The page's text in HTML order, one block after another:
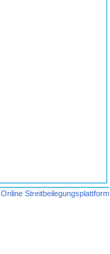
Online Streitbeilegungsplattform